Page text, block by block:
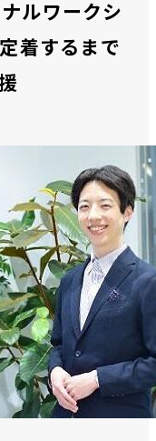
ルワークシ
着するまで